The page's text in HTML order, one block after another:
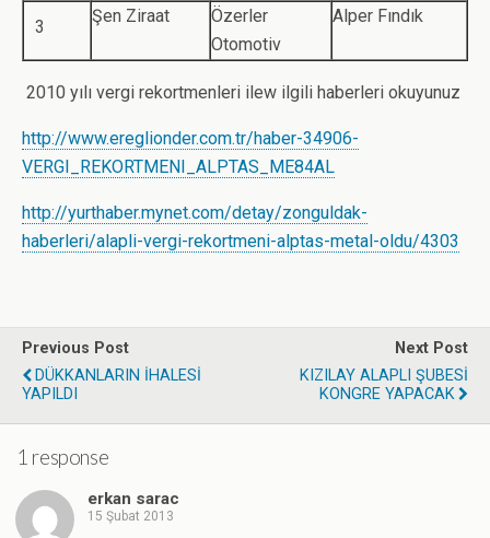
3
Şen Ziraat
Özerler
Otomotiv
Alper Fındık
2010 yılı vergi rekortmenleri ilew ilgili haberleri okuyunuz
http://www.ereglionder.com.tr/haber-34906-
VERGI_REKORTMENI_ALPTAS_ME84AL
http://yurthaber.mynet.com/detay/zonguldak-
haberleri/alapli-vergi-rekortmeni-alptas-metal-oldu/4303
Previous Post
DÜKKANLARIN İHALESİ
YAPILDI
Next Post
KIZILAY ALAPLI ŞUBESİ
KONGRE YAPACAK
1 response
erkan sarac
15 Şubat 2013